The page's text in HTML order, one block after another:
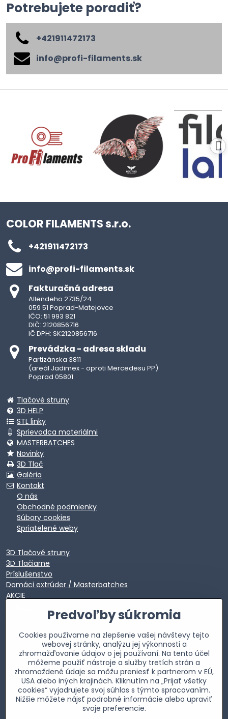
Potrebujete poradiť?
+421911472173
info​@profi-filaments​.sk
COLOR FILAMENTS s.r.o.
+421911472173
info​@profi-filaments​.sk
Fakturačná adresa
Allendeho 2735/24
059 51 Poprad-Matejovce
IČO: 51 993 821
DIČ: 2120856716
IČ DPH: SK2120856716
Prevádzka - adresa skladu
Partizánska 3811
(areál Jadimex - oproti Mercedesu PP)
Poprad 05801
Tlačové struny
3D HELP
STL linky
Sprievodca materiálmi
MASTERBATCHES
Novinky
3D Tlač
Galéria
Kontakt
O nás
Obchodné podmienky
Súbory cookies
Spriatelené weby
3D Tlačové struny
3D Tlačiarne
Príslušenstvo
Domáci extrúder / Masterbatches
AKCIE
Predvoľby súkromia
Cookies používame na zlepšenie vašej návštevy tejto
webovej stránky, analýzu jej výkonnosti a
zhromažďovanie údajov o jej používaní. Na tento účel
môžeme použiť nástroje a služby tretích strán a
zhromaždené údaje sa môžu preniesť k partnerom v EÚ,
USA alebo iných krajinách. Kliknutím na „Prijať všetky
cookies“ vyjadrujete svoj súhlas s týmto spracovaním.
Nižšie môžete nájsť podrobné informácie alebo upraviť
svoje preferencie.